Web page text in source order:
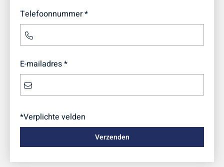
Telefoonnummer *
E-mailadres *
*Verplichte velden